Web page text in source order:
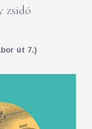
zsidó
út 7.)